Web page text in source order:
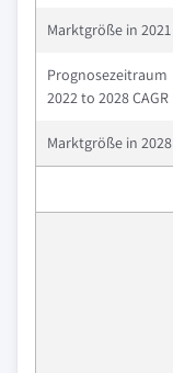
Marktgröße in 2021
Prognosezeitraum
2022 to 2028 CAGR
Marktgröße in 2028